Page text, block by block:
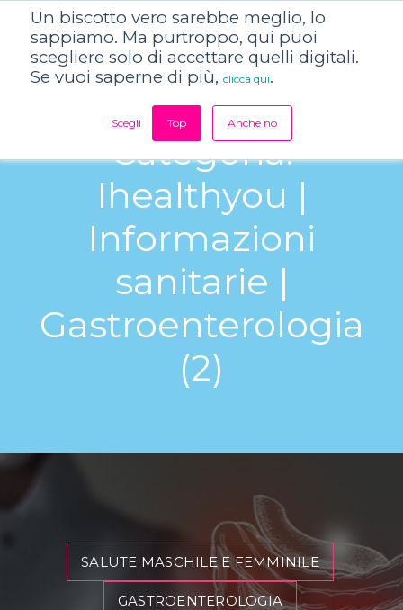
Un biscotto vero sarebbe meglio, lo
sappiamo. Ma purtroppo, qui puoi
scegliere solo di accettare quelli digitali.
Se vuoi saperne di più, clicca qui.
Scegli Top Anche no
Categoria:
Ihealthyou |
Informazioni
sanitarie |
Gastroenterologia
(2)
SALUTE MASCHILE E FEMMINILE
GASTROENTEROLOGIA